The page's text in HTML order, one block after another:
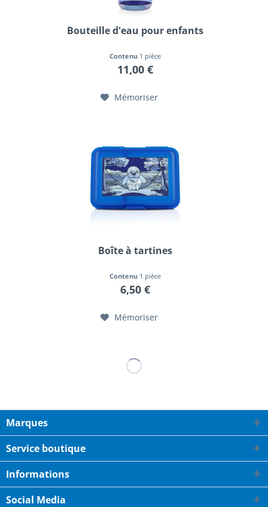
Bouteille d'eau pour enfants
Contenu 1 pièce
11,00 €
Mémoriser
Boîte à tartines
Contenu 1 pièce
6,50 €
Mémoriser
Marques
Service boutique
Informations
Social Media